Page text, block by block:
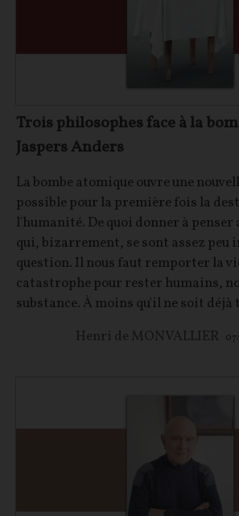
Trois philosophes face à la
Jaspers Anders
La bombe atomique ouvre une
possible pour la première fois la
l'humanité. De quoi donner à penser
qui, bizarrement, se sont assez peu
question. Il nous faut remporter la
catastrophe pour rester humains,
substance. À moins qu'il ne soit
Henri de MONVALLIER